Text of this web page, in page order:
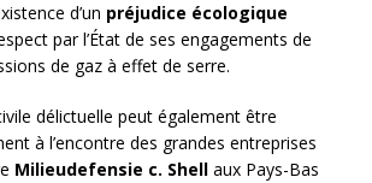
d’un préjudice écologique
par l’État de ses engagements de
de gaz à effet de serre.
délictuelle peut également être
à l’encontre des grandes entreprises
Milieudefensie c. Shell aux Pays-Bas